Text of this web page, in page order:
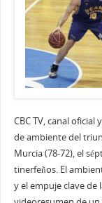
CBC TV, canal
de ambiente del
Murcia (78-72), el
tinerfeños. El
y el empuje clave